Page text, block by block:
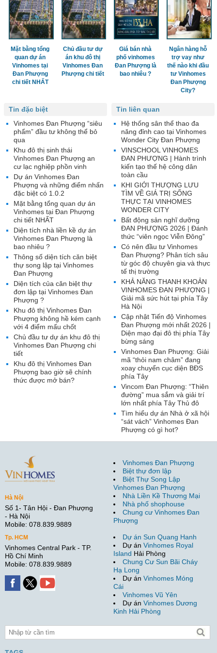
Mặt bằng tổng
quan dự án
Vinhomes tại
Đan Phượng
chi tiết NHẤT
Chủ đầu tư dự
án khu đô thị
Vinhomes Đan
Phượng chi tiết
Giá bán nhà
phố vinhomes
Đan Phượng là
bao nhiêu ?
Ngân hàng hỗ
trợ vay như
thế nào khi đầu
tư Vinhomes
Đan Phượng
City?
Tin liên quan
Hệ thống sân thể thao đa
năng đỉnh cao tại Vinhomes
Wonder City Đan Phượng
VINSCHOOL VINHOMES
ĐAN PHƯỢNG | Hành trình
kiến tạo thế hệ công dân
toàn cầu
KHI GIỚI THƯỢNG LƯU
TÌM VỀ GIÁ TRỊ SỐNG
THỰC TẠI VINHOMES
WONDER CITY
Bất động sản nghĩ dưỡng
ĐAN PHƯỢNG 2026 | Đánh
thức “viên ngọc Viễn Đông”
Có nên đầu tư Vinhomes
Đan Phượng? Phân tích sâu
từ góc độ chuyên gia và thực
tế thị trường
KHẢ NĂNG THANH KHOẢN
VINHOMES ĐAN PHƯỢNG |
Giải mã sức hút tại phía Tây
Hà Nội
Cập nhật Tiến độ Vinhomes
Đan Phượng mới nhất 2026 |
Diện mạo đại đô thị phía Tây
bừng sáng
Vinhomes Đan Phượng: Giải
mã “thỏi nam châm” đang
xoay chuyển cục diện BĐS
phía Tây
Vincom Đan Phượng: “Thiên
đường” mua sắm và giải trí
lớn nhất phía Tây Thủ đô
Tìm hiểu dự án Nhà ở xã hội
“sát vách” Vinhomes Đan
Phượng có gì hot?
Tin đặc biệt
Vinhomes Đan Phượng “siêu
phẩm” đầu tư không thể bỏ
qua
Khu đô thị sinh thái
Vinhomes Đan Phượng an
cư lạc nghiệp phồn vinh
Dự án Vinhomes Đan
Phượng và những điểm nhấn
đặc biệt có 1.0.2
Mặt bằng tổng quan dự án
Vinhomes tại Đan Phượng
chi tiết NHẤT
Diện tích nhà liền kề dự án
Vinhomes Đan Phượng là
bao nhiêu ?
Thông số diện tích căn biệt
thự song lập tại Vinhomes
Đan Phượng
Diện tích của căn biệt thự
đơn lập tại Vinhomes Đan
Phượng ?
Khu đô thị Vinhomes Đan
Phượng không hề kém cạnh
với 4 điểm mấu chốt
Chủ đầu tư dự án khu đô thị
Vinhomes Đan Phượng chi
tiết
Khu đô thị Vinhomes Đan
Phượng bao giờ sẽ chính
thức được mở bán?
Hà Nội
Số 1- Tân Hội - Đan Phượng
- Hà Nội
Mobile: 078.839.9889
Tp. HCM
Vinhomes Central Park - TP.
Hồ Chí Minh
Mobile: 078.839.9889
Vinhomes Đan Phượng
Biệt thự đơn lập
Biệt Thự Song Lập
Vinhomes Đan Phượng
Nhà Liền Kề Thương Mại
Nhà phố shophouse
Chung cư Vinhomes Đan
Phượng
Dự án Sun Quang Hanh
Dự án Vinhomes Royal
Island Hải Phòng
Chung Cư Sun Bãi Cháy
Hạ Long
Dự án Vinhomes Móng
Cái
Vinhomes Vũ Yên
Dự án Vinhomes Dương
Kinh Hải Phòng